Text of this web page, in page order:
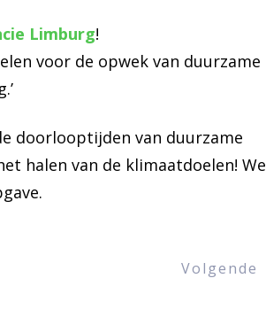
Limburg!
voor de opwek van duurzame
doorlooptijden van duurzame
halen van de klimaatdoelen! We
Volgende